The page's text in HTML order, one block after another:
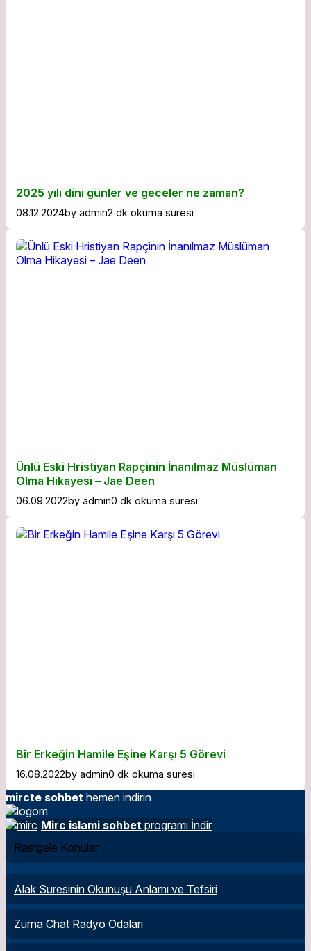
2025 yılı dini günler ve geceler ne zaman?
08.12.2024by admin2 dk okuma süresi
Ünlü Eski Hristiyan Rapçinin İnanılmaz Müslüman
Olma Hikayesi – Jae Deen
06.09.2022by admin0 dk okuma süresi
Bir Erkeğin Hamile Eşine Karşı 5 Görevi
16.08.2022by admin0 dk okuma süresi
mircte sohbet hemen indirin
Mirc islami sohbet programı İndir
Rastgele Konular
Alak Suresinin Okunuşu Anlamı ve Tefsiri
Zurna Chat Radyo Odaları